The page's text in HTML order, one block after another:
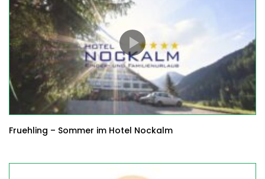
Fruehling – Sommer im Hotel Nockalm